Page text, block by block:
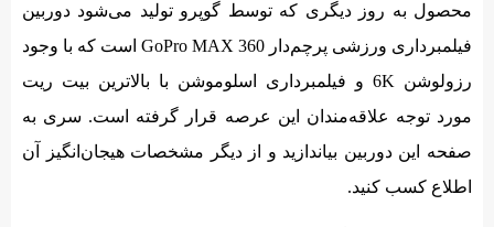
محصول به روز دیگری که توسط گوپرو تولید می‌شود دوربین
فیلمبرداری ورزشی پرچم‌دار GoPro MAX 360 است که با وجود
رزولوشن 6K و فیلمبرداری اسلوموشن با بالاترین بیت ریت
مورد توجه علاقه‌مندان این عرصه قرار گرفته است. سری به
صفحه این دوربین بیاندازید و از دیگر مشخصات هیجان‌انگیز آن
اطلاع کسب کنید.